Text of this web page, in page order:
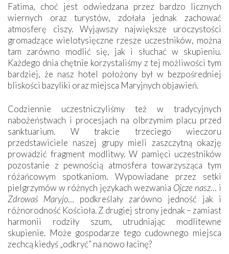
Fatima, choć jest odwiedzana przez bardzo licznych
wiernych oraz turystów, zdołała jednak zachować
atmosferę ciszy. Wyjąwszy największe uroczystości
gromadzące wielotysięczne rzesze uczestników, można
tam zarówno modlić się, jak i słuchać w skupieniu.
Każdego dnia chętnie korzystaliśmy z tej możliwości tym
bardziej, że nasz hotel położony był w bezpośredniej
bliskości bazyliki oraz miejsca Maryjnych objawień.
Codziennie uczestniczyliśmy też w tradycyjnych
nabożeństwach i procesjach na olbrzymim placu przed
sanktuarium. W trakcie trzeciego wieczoru
przedstawiciele naszej grupy mieli zaszczytną okazję
prowadzić fragment modlitwy. W pamięci uczestników
pozostanie z pewnością atmosfera towarzysząca tym
różańcowym spotkaniom. Wypowiadane przez setki
pielgrzymów w różnych językach wezwania Ojcze nasz… i
Zdrowaś Maryjo… podkreślały zarówno jedność jak i
różnorodność Kościoła. Z drugiej strony jednak – zamiast
harmonii rodziły szum, utrudniając modlitewne
skupienie. Może gospodarze tego cudownego miejsca
zechcą kiedyś „odkryć” na nowo łacinę?